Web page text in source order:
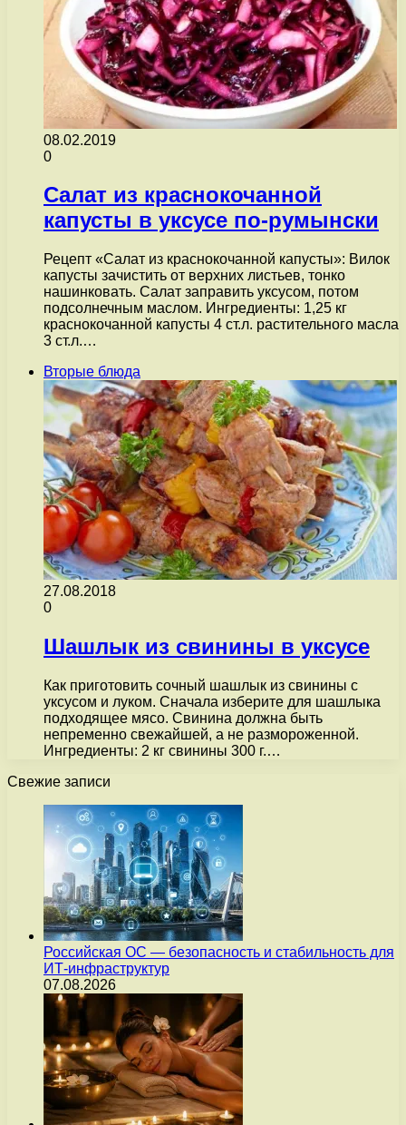
08.02.2019
0
Салат из краснокочанной
капусты в уксусе по-румынски
Рецепт «Салат из краснокочанной капусты»: Вилок
капусты зачистить от верхних листьев, тонко
нашинковать. Салат заправить уксусом, потом
подсолнечным маслом. Ингредиенты: 1,25 кг
краснокочанной капусты 4 ст.л. растительного масла
3 ст.л.…
Вторые блюда
27.08.2018
0
Шашлык из свинины в уксусе
Как приготовить сочный шашлык из свинины с
уксусом и луком. Сначала изберите для шашлыка
подходящее мясо. Свинина должна быть
непременно свежайшей, а не размороженной.
Ингредиенты: 2 кг свинины 300 г.…
Свежие записи
Российская ОС — безопасность и стабильность для
ИТ-инфраструктур
07.08.2026